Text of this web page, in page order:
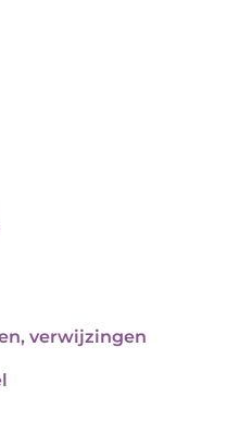
verwijzingen